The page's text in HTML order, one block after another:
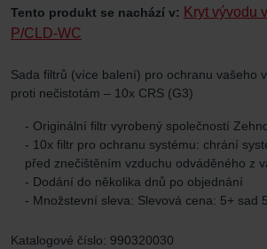
Tento produkt se nachází v: Kryt vývodu
P/CLD-WC
Sada filtrů (více balení) pro ochranu vašeho
proti nečistotám – 10x CRS (G3)
- Originální filtr vyrobený společností
- 10x filtr pro ochranu systému: chrání
před znečištěním vzduchu odváděného z
- Dodání do několika dnů po objednání
- Množstevní sleva: Slevová cena: 5+ sad
Katalogové číslo: 990320030